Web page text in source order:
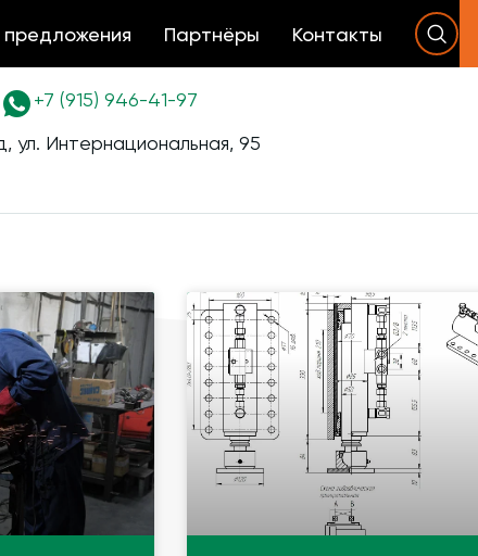
Партнёры Контакты
+7 (915) 946-41-97
ул. Интернациональная, 95